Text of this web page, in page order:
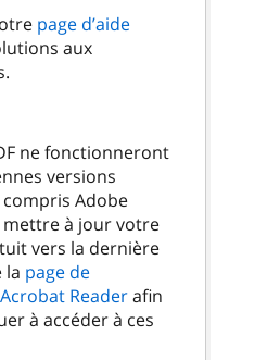
page d’aide
aux
ne fonctionneront
versions
compris Adobe
mettre à jour votre
vers la dernière
la page de
Readerafin
à accéder à ces